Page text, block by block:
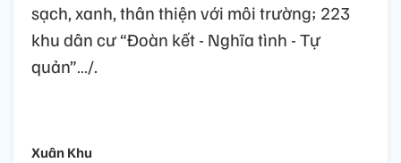
sạch, xanh, thân thiện với môi trường; 223
khu dân cư “Đoàn kết - Nghĩa tình - Tự
quản”…/.
Xuân Khu